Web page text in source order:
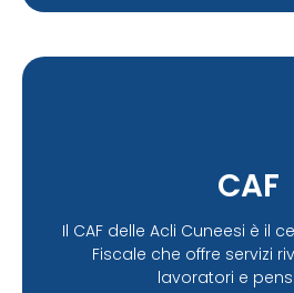
CAF
Il CAF delle Acli Cuneesi è il
Fiscale che offre servizi
lavoratori e